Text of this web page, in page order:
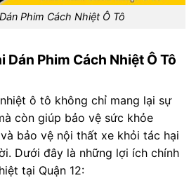
Phim Cách Nhiệt Ô Tô
Dán Phim Cách Nhiệt Ô Tô
ô tô không chỉ mang lại sự
còn giúp bảo vệ sức khỏe
bảo vệ nội thất xe khỏi tác hại
Dưới đây là những lợi ích chính
tại Quận 12: